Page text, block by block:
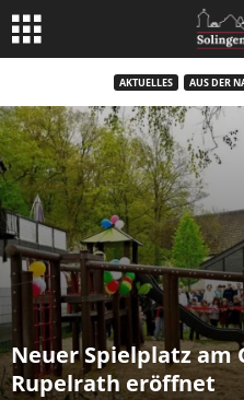
AKTUELLES AUS DER
Neuer Spielplatz am
Rupelrath eröffnet